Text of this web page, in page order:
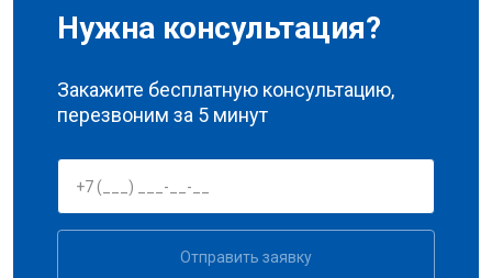
Нужна консультация?
Закажите бесплатную консультацию,
перезвоним за 5 минут
Отправить заявку